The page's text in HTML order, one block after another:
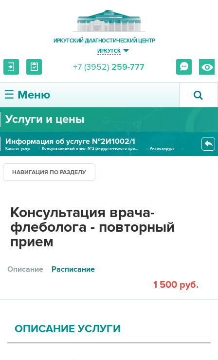
ИРКУТСКИЙ ДИАГНОСТИЧЕСКИЙ ЦЕНТР
ИРКУТСК
+7 (3952) 259-777
☰ Меню
О ЦЕНТРЕ
УСЛУГИ И ЦЕНЫ
ПАЦИЕНТУ
ПРАВОВАЯ ИНФОРМАЦИЯ
Услуги и цены
Информация об услуге №2И1002/1
Каталог услуг Консультативный отдел №2 (хирургического профиля)
Ангиохирург
НАВИГАЦИЯ ПО РАЗДЕЛУ
Консультация врача-
флеболога - повторный
прием
Описание Расписание
1 500 руб.
ОПИСАНИЕ УСЛУГИ